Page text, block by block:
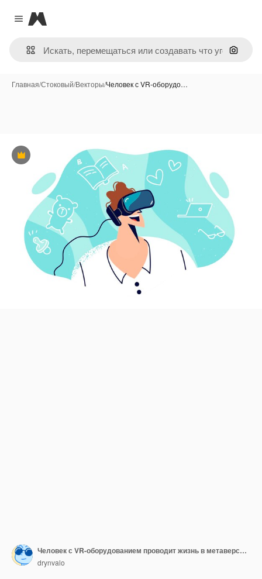
Close menu
Magnific
Поиск
Главная/Стоковый/Векторы/Человек с VR-оборудо…
Премиум
Человек с VR-оборудованием проводит жизнь в метаверсе, не желая общаться с реальными людьми.
drynvalo